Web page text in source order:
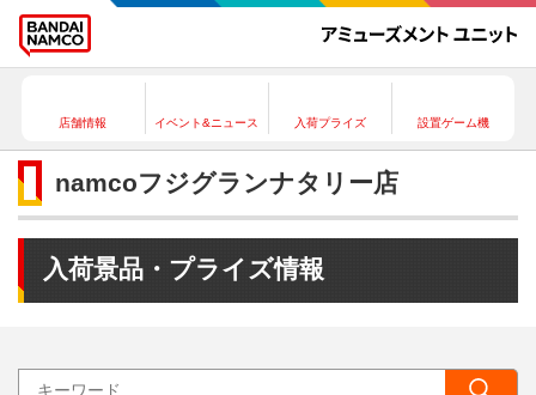
店舗情報 イベント&ニュース 入荷プライズ 設置ゲーム機
namcoフジグランナタリー店
入荷景品・プライズ情報